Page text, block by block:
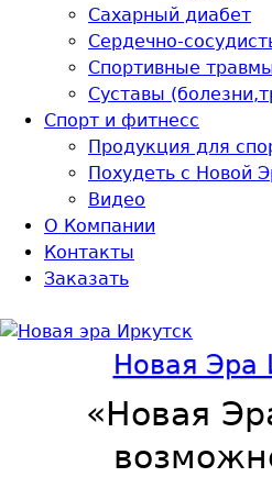
Сахарный диабет
Сердечно-
Спортивные
Суставы
Спорт и фитнесс
Продукция для
Похудеть с Новой
Видео
О Компании
Контакты
Заказать
Новая Эра
«Новая